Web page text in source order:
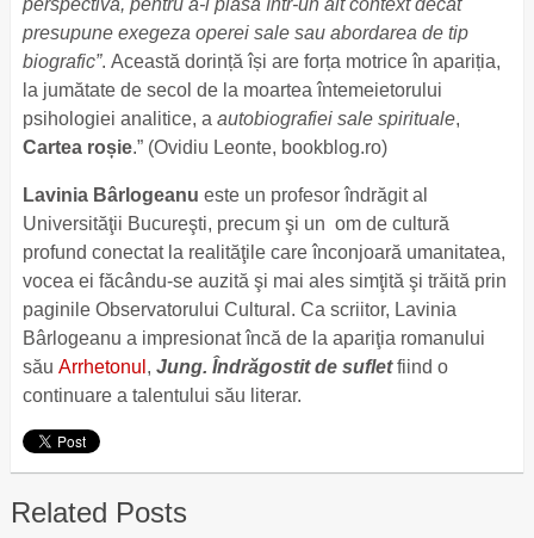
perspectivă, pentru a-l plasa într-un alt context decât
presupune exegeza operei sale sau abordarea de tip
biografic”. Această dorință își are forța motrice în apariția,
la jumătate de secol de la moartea întemeietorului
psihologiei analitice, a autobiografiei sale spirituale,
Cartea roșie.” (Ovidiu Leonte, bookblog.ro)
Lavinia Bârlogeanu este un profesor îndrăgit al
Universităţii Bucureşti, precum şi un om de cultură
profund conectat la realităţile care înconjoară umanitatea,
vocea ei făcându-se auzită şi mai ales simţită şi trăită prin
paginile Observatorului Cultural. Ca scriitor, Lavinia
Bârlogeanu a impresionat încă de la apariţia romanului
său Arrhetonul , Jung. Îndrăgostit de sufletfiind o
continuare a talentului său literar.
Related Posts